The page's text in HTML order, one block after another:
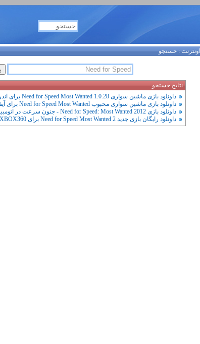
اونترنت:جستجو
نتایج جستجو
داونلود بازی ماشین سواری Need for Speed Most Wanted 1.0.28 برای اندروید
داونلود بازی ماشین سواری محبوب Need for Speed Most Wanted برای آیفون و آیپد
داونلود بازی Need for Speed: Most Wanted 2012 - جنون سرعت در اتومبیلرانی
داونلود رایگان بازی جدید Need for Speed Most Wanted 2 برای XBOX360